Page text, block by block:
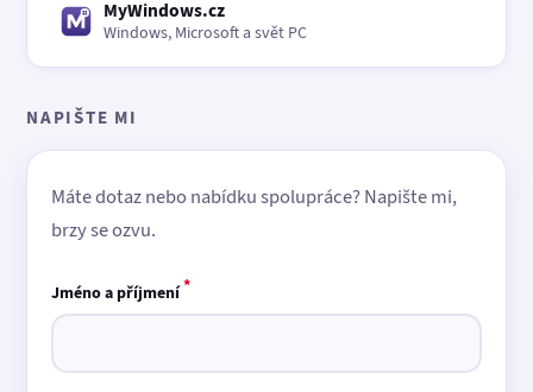
MyWindows.cz
Windows, Microsoft a svět PC
NAPIŠTE MI
Máte dotaz nebo nabídku spolupráce? Napište mi,
brzy se ozvu.
Jméno a příjmení*